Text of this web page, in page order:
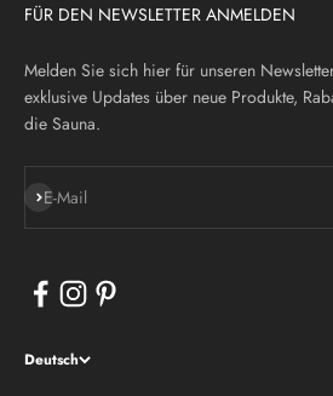
FÜR DEN NEWSLETTER ANMELDEN
Melden Sie sich hier für unseren
exklusive Updates über neue Produkte,
die Sauna.
E-Mail
Abonnieren
Deutsch